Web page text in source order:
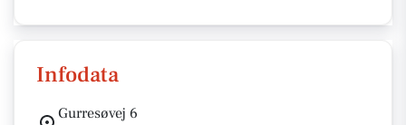
Infodata
Gurresøvej 6